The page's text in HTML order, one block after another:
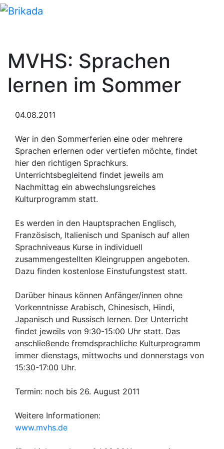
MVHS: Sprachen
lernen im Sommer
04.08.2011
Wer in den Sommerferien eine oder mehrere
Sprachen erlernen oder vertiefen möchte, findet
hier den richtigen Sprachkurs.
Unterrichtsbegleitend findet jeweils am
Nachmittag ein abwechslungsreiches
Kulturprogramm statt.
Es werden in den Hauptsprachen Englisch,
Französisch, Italienisch und Spanisch auf allen
Sprachniveaus Kurse in individuell
zusammengestellten Kleingruppen angeboten.
Dazu finden kostenlose Einstufungstest statt.
Darüber hinaus können Anfänger/innen ohne
Vorkenntnisse Arabisch, Chinesisch, Hindi,
Japanisch und Russisch lernen. Der Unterricht
findet jeweils von 9:30-15:00 Uhr statt. Das
anschließende fremdsprachliche Kulturprogramm
immer dienstags, mittwochs und donnerstags von
15:30-17:00 Uhr.
Termin: noch bis 26. August 2011
Weitere Informationen:
www.mvhs.de